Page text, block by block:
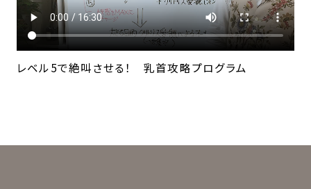
レベル5で絶叫させる！ 乳首攻略プログラム